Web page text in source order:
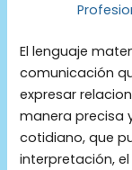
El lenguaje
comunicación
expresar
manera precisa
cotidiano, que
interpretación,